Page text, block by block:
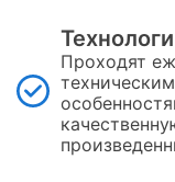
Проходят